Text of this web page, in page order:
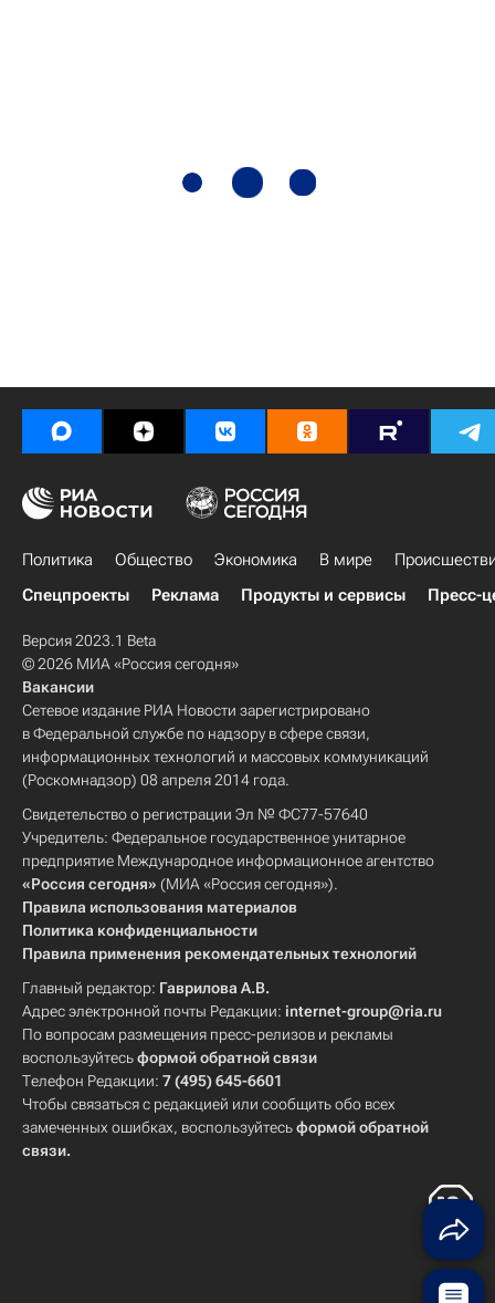
Политика Общество Экономика В мире
Спецпроекты
Реклама Продукты и сервисы Пресс-
Версия 2023.1 Beta
© 2026 МИА «Россия сегодня»
Вакансии
Сетевое издание РИА Новости зарегистрировано
в Федеральной службе по надзору в сфере связи,
информационных технологий и массовых коммуникаций
(Роскомнадзор) 08 апреля 2014 года.
Свидетельство о регистрации Эл № ФС77-57640
Учредитель: Федеральное государственное унитарное
предприятие Международное информационное агентство
«Россия сегодня» (МИА «Россия сегодня»).
Правила использования материалов
Политика конфиденциальности
Правила применения рекомендательных технологий
Главный редактор: Гаврилова А.В.
Адрес электронной почты Редакции: internet-group@ria.ru
По вопросам размещения пресс-релизов и рекламы
воспользуйтесьформой обратной связи
Телефон Редакции: 7 (495) 645-6601
Чтобы связаться с редакцией или сообщить обо всех
замеченных ошибках, воспользуйтесьформой обратной
связи.